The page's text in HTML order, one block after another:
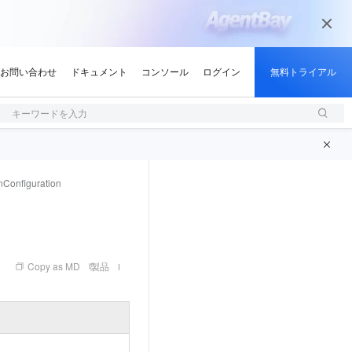
キーワードを入力
Copy as MD 製品